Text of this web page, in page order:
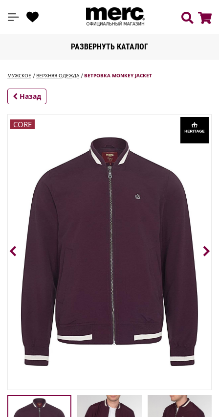
РАЗВЕРНУТЬ КАТАЛОГ
МУЖСКОЕ ВЕРХНЯЯ ОДЕЖДА ВЕТРОВКА MONKEY JACKET
Назад
CORE